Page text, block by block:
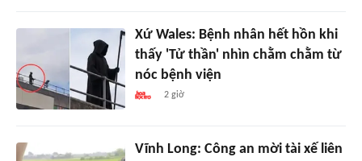
Xứ Wales: Bệnh nhân hết hồn khi
thấy 'Tử thần' nhìn chằm chằm từ
nóc bệnh viện
2 giờ
Vĩnh Long: Công an mời tài xế liên